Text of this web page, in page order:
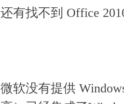
还有找不到 Office
微软没有提供